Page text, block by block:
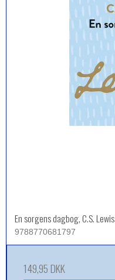
En sorgens dagbog, C.S. Lewis
9788770681797
149,95 DKK